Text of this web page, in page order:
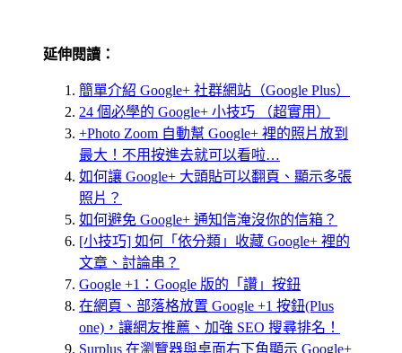
延伸閱讀：
簡單介紹 Google+ 社群網站（Google Plus）
24 個必學的 Google+ 小技巧 （超實用）
+Photo Zoom 自動幫 Google+ 裡的照片放到
最大！不用按進去就可以看啦…
如何讓 Google+ 大頭貼可以翻頁、顯示多張
照片？
如何避免 Google+ 通知信淹沒你的信箱？
[小技巧] 如何「依分類」收藏 Google+ 裡的
文章、討論串？
Google +1：Google 版的「讚」按鈕
在網頁、部落格放置 Google +1 按鈕(Plus
one)，讓網友推薦、加強 SEO 搜尋排名！
Surplus 在瀏覽器與桌面右下角顯示 Google+